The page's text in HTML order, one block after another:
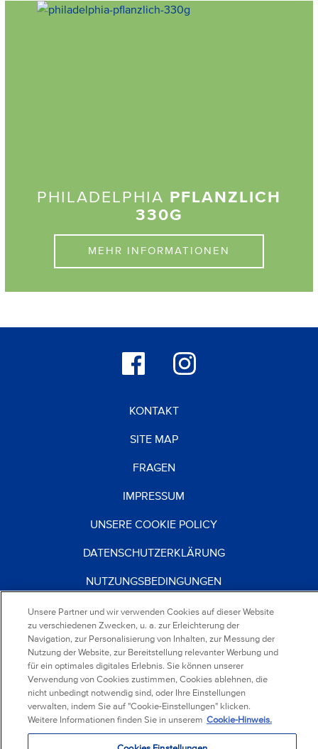
PHILADELPHIA PFLANZLICH
330G
MEHR INFORMATIONEN
KONTAKT
SITE MAP
FRAGEN
IMPRESSUM
UNSERE COOKIE POLICY
DATENSCHUTZERKLÄRUNG
NUTZUNGSBEDINGUNGEN
KARRIERE
®2026 Mondelez Deutschland
Services GmbH & Co. KG
Mondelez Europe Services GmbH Zweigniederlassung
Österreich
Alle Rechte vorbehalten
Unsere Partner und wir verwenden Cookies auf dieser Website
zu verschiedenen Zwecken, u. a. zur Erleichterung der
Navigation, zur Personalisierung von Inhalten, zur Messung der
Nutzung der Website, zur Bereitstellung relevanter Werbung und
für ein optimales digitales Erlebnis. Sie können unserer
Verwendung von Cookies zustimmen, Cookies ablehnen, die
nicht unbedingt notwendig sind, oder Ihre Einstellungen
verwalten, indem Sie auf "Cookie-Einstellungen" klicken.
Weitere Informationen finden Sie in unserem Cookie-Hinweis.